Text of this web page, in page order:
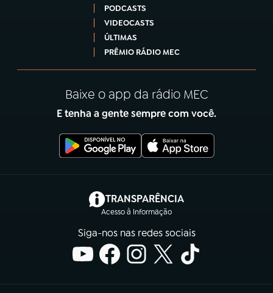
PODCASTS
VIDEOCASTS
ÚLTIMAS
PRÊMIO RÁDIO MEC
Baixe o app da rádio MEC
E tenha a gente sempre com você.
TRANSPARÊNCIA
Acesso à Informação
(abre em nova aba)
Siga-nos nas redes sociais